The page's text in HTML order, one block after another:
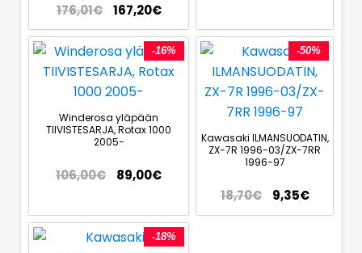
176,01€ 167,20€
-16%
Winderosa yläpään
TIIVISTESARJA, Rotax 1000
2005-
106,00€ 89,00€
-50%
Kawasaki ILMANSUODATIN,
ZX-7R 1996-03/ZX-7RR
1996-97
18,70€ 9,35€
-18%